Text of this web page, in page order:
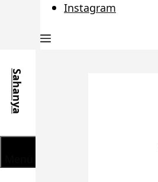
Instagram
Sahanya